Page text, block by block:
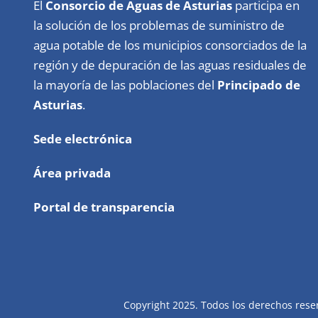
El Consorcio de Aguas de Asturias participa en
la solución de los problemas de suministro de
agua potable de los municipios consorciados de la
región y de depuración de las aguas residuales de
la mayoría de las poblaciones del Principado de
Asturias.
Sede electrónica
Área privada
Portal de transparencia
Copyright 2025. Todos los derechos